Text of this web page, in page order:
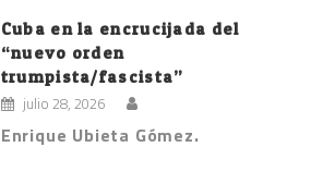
Cuba en la encrucijada del
“nuevo orden
trumpista/fascista”
julio 28, 2026
Enrique Ubieta Gómez.